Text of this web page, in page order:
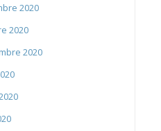
2020
2020
2020